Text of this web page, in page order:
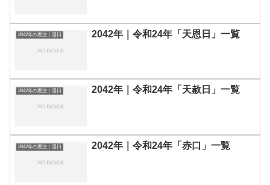
2042年の暦注｜選日 2042年｜令和24年「天恩日」一覧
2042年の暦注｜選日 2042年｜令和24年「天赦日」一覧
2042年の暦注｜選日 2042年｜令和24年「赤口」一覧